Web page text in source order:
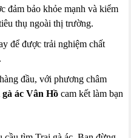
đảm bảo khỏe mạnh và kiểm
thụ ngoài thị trường.
để được trải nghiệm chất
đầu, với phương châm
ác Vân Hồ cam kết làm bạn